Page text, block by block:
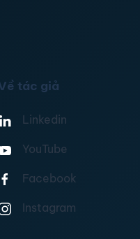
tác giả
Linkedin
YouTube
Facebook
Instagram